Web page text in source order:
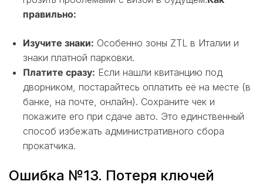
правильно:
Изучите знаки: Особенно зоны ZTL в Италии и
знаки платной парковки.
Платите сразу: Если нашли квитанцию под
дворником, постарайтесь оплатить её на месте (в
банке, на почте, онлайн). Сохраните чек и
покажите его при сдаче авто. Это единственный
способ избежать административного сбора
прокатчика.
Ошибка №13. Потеря ключей